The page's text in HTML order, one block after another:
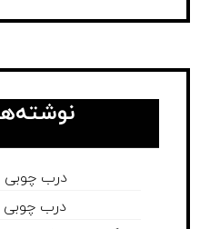
درب
درب